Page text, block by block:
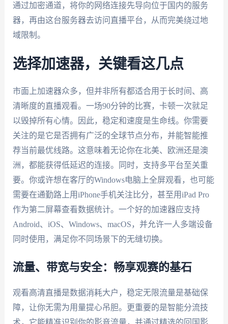
通过加密通道，将你的网络连接先导向位于国内的服务
器，再由这台服务器去访问直播平台，从而完美绕过地
域限制。
选择加速器，关键看这几点
市面上加速器众多，但并非所有都适合用于长时间、高
清晰度的直播观看。一场90分钟的比赛，卡顿一次就足
以毁掉所有心情。因此，稳定和速度是生命线。你需要
关注的是它是否拥有广泛的全球节点分布，并能智能推
荐当前最优线路。这意味着无论你在北美、欧洲还是澳
洲，都能获得低延迟的连接。同时，支持多平台至关重
要。你或许想在客厅的Windows电脑上全屏观看，也可能
需要在通勤路上用iPhone手机关注比分，甚至用iPad Pro
作为第二屏幕查看数据统计。一个好的加速器应支持
Android、iOS、Windows、macOS，并允许一人多端设备
同时使用，满足你不同场景下的无缝切换。
流量、带宽与安全：畅享观赛的基石
观看高清直播是数据消耗大户，稳定无限流量是基础保
障，让你无需为用量提心吊胆。更重要的是智能分流技
术，它能精准识别你的影音流量，并通过精选的回国影